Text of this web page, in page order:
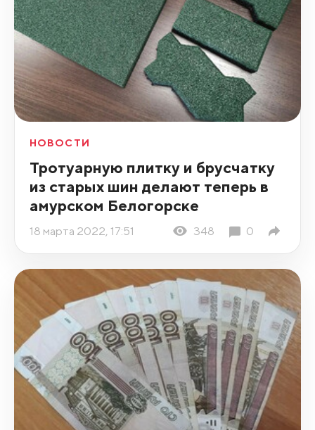
НОВОСТИ
Тротуарную плитку и брусчатку
из старых шин делают теперь в
амурском Белогорске
18 марта 2022, 17:51 348 0